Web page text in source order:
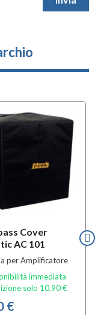
Cover
AC 101
per Amplificatore
immediata
solo 10,90 €
€